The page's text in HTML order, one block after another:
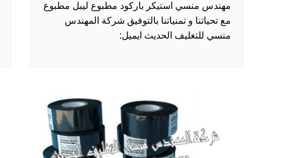
مهندس منسي استيكر باركود مطبوع ليبل مطبوع
مع تحياتنا و تمنياتنا بالتوفيق شركة المهندس
منسي للتغليف الحديث ايميل: